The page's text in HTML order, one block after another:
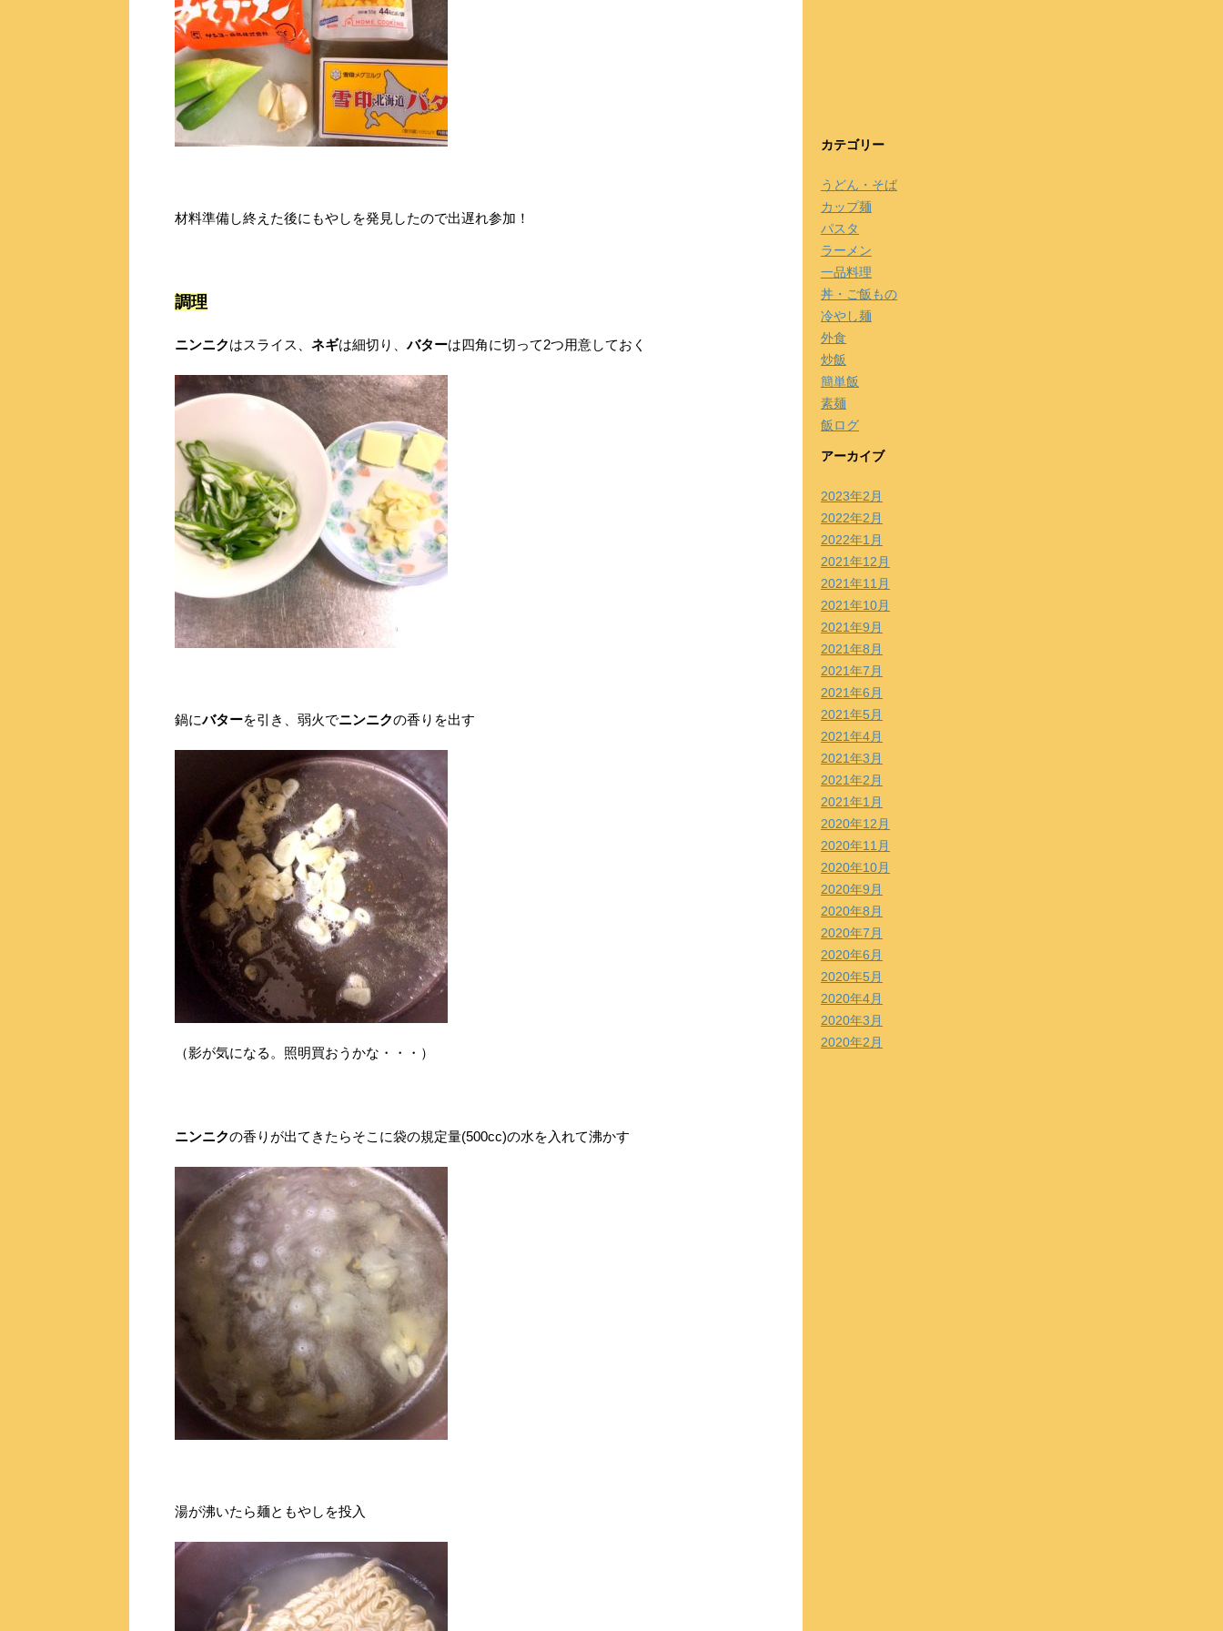
材料準備し終えた後にもやしを発見したので出遅れ参加！
調理
ニンニクはスライス、 ネギは細切り、バターは四角に切って2つ用意しておく
鍋にバターを引き、弱火でニンニクの香りを出す
（影が気になる。照明買おうかな・・・）
ニンニクの香りが出てきたらそこに袋の規定量(500cc)の水を入れて沸かす
湯が沸いたら麺ともやしを投入
カテゴリー
うどん・そば
カップ麺
パスタ
ラーメン
一品料理
丼・ご飯もの
冷やし麺
外食
炒飯
簡単飯
素麺
飯ログ
アーカイブ
2023年2月
2022年2月
2022年1月
2021年12月
2021年11月
2021年10月
2021年9月
2021年8月
2021年7月
2021年6月
2021年5月
2021年4月
2021年3月
2021年2月
2021年1月
2020年12月
2020年11月
2020年10月
2020年9月
2020年8月
2020年7月
2020年6月
2020年5月
2020年4月
2020年3月
2020年2月